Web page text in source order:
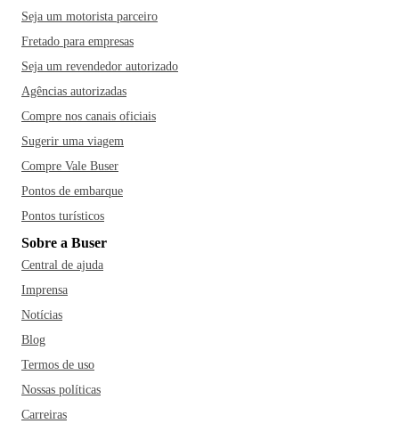
Seja um motorista parceiro
Fretado para empresas
Seja um revendedor autorizado
Agências autorizadas
Compre nos canais oficiais
Sugerir uma viagem
Compre Vale Buser
Pontos de embarque
Pontos turísticos
Sobre a Buser
Central de ajuda
Imprensa
Notícias
Blog
Termos de uso
Nossas políticas
Carreiras